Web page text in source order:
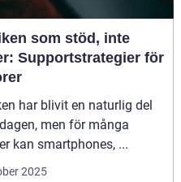
som stöd, inte
Supportstrategier för
har blivit en naturlig del
men för många
kan smartphones, ...
2025